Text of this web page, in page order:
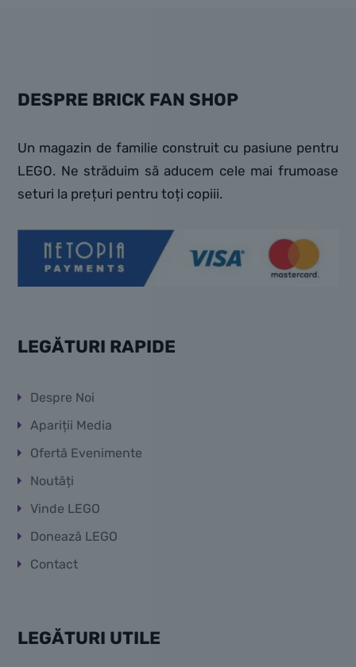
DESPRE BRICK FAN SHOP
Un magazin de familie construit cu pasiune pentru
LEGO. Ne străduim să aducem cele mai frumoase
seturi la prețuri pentru toți copiii.
LEGĂTURI RAPIDE
Despre Noi
Apariții Media
Ofertă Evenimente
Noutăți
Vinde LEGO
Donează LEGO
Contact
LEGĂTURI UTILE